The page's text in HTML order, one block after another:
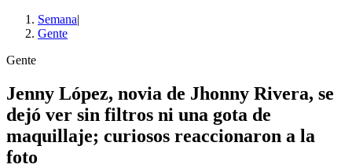
Semana|
Gente
Gente
Jenny López, novia de Jhonny Rivera, se
dejó ver sin filtros ni una gota de
maquillaje; curiosos reaccionaron a la
foto